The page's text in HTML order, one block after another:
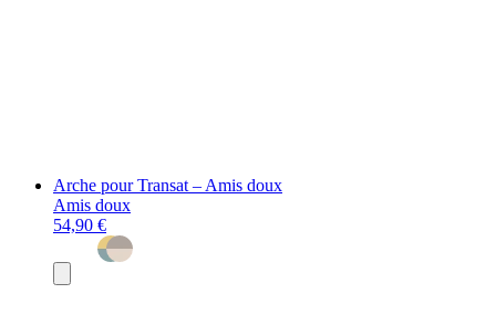
Arche pour Transat – Amis doux
Amis doux
54,90 €
au